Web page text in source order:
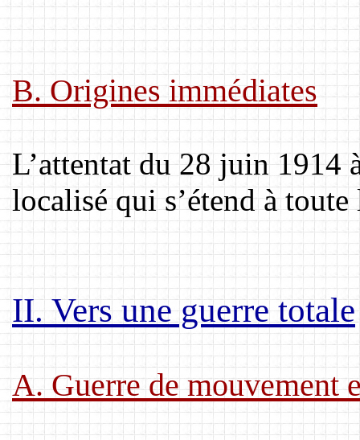
B. Origines immédiates
L’attentat du 28 juin 1914
localisé qui s’étend à
II. Vers une guerre totale
A. Guerre de mouvement